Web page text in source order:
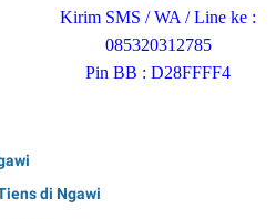
Kirim SMS / WA / Line ke :
085320312785
Pin BB : D28FFFF4
di Ngawi